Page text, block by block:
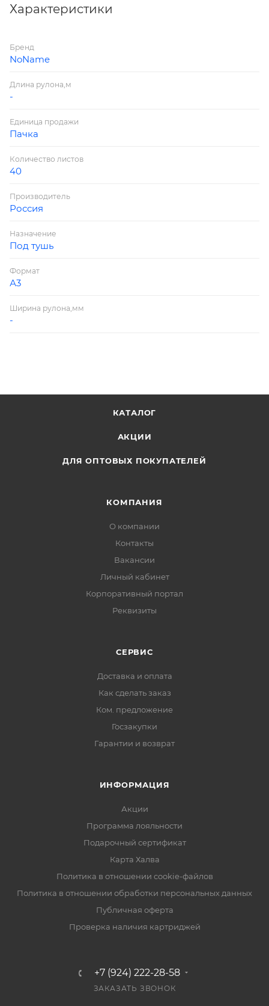
Плотность — 40 г/м2.
Характеристики
Бренд
NoName
Длина рулона,м
-
Единица продажи
Пачка
Количество листов
40
Производитель
Россия
Назначение
Под тушь
Формат
А3
Ширина рулона,мм
-
КАТАЛОГ
АКЦИИ
ДЛЯ ОПТОВЫХ ПОКУПАТЕЛЕЙ
КОМПАНИЯ
О компании
Контакты
Вакансии
Личный кабинет
Корпоративный портал
Реквизиты
СЕРВИС
Доставка и оплата
Как сделать заказ
Ком. предложение
Госзакупки
Гарантии и возврат
ИНФОРМАЦИЯ
Акции
Программа лояльности
Подарочный сертификат
Карта Халва
Политика в отношении cookie-файлов
Политика в отношении обработки персональных данных
Публичная оферта
Проверка наличия картриджей
+7 (924) 222-28-58
ЗАКАЗАТЬ ЗВОНОК